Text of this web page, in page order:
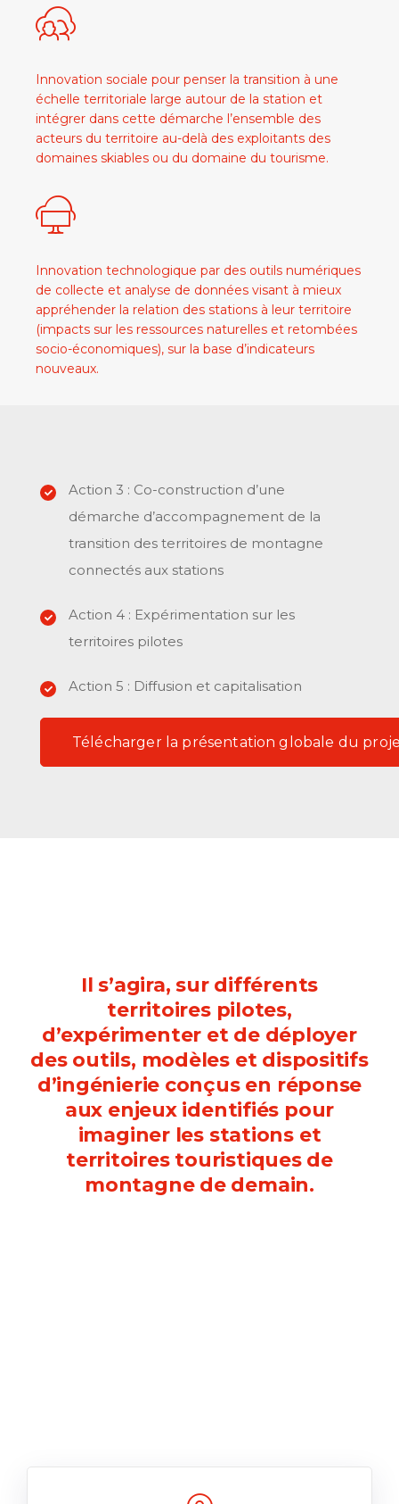
Innovation sociale pour penser la transition à une
échelle territoriale large autour de la station et
intégrer dans cette démarche l’ensemble des
acteurs du territoire au-delà des exploitants des
domaines skiables ou du domaine du tourisme.
Innovation technologique par des outils numériques
de collecte et analyse de données visant à mieux
appréhender la relation des stations à leur territoire
(impacts sur les ressources naturelles et retombées
socio-économiques), sur la base d’indicateurs
nouveaux.
Action 3 : Co-construction d’une
démarche d’accompagnement de la
transition des territoires de montagne
connectés aux stations
Action 4 : Expérimentation sur les
territoires pilotes
Action 5 : Diffusion et capitalisation
Télécharger la présentation globale du
Il s’agira, sur différents
territoires pilotes,
d’expérimenter et de déployer
des outils, modèles et dispositifs
d’ingénierie conçus en réponse
aux enjeux identifiés pour
imaginer les stations et
territoires touristiques de
montagne de demain.